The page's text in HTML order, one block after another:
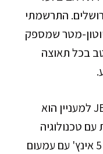
התרשמתי
מהמומנט החזק של 12.5 ניוטון-מטר שמספק
בכל תאוצה
מה שבאמת הופך את ה-JET 14 EVO למעניין הוא
עם טכנולוגיה
מודרנית. צג ה-LCD הצבעוני בגודל 5 אינץ' עם עמעום